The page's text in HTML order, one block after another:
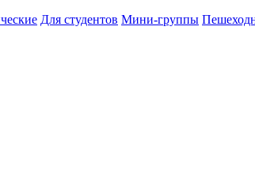
Для студентов Мини-группы